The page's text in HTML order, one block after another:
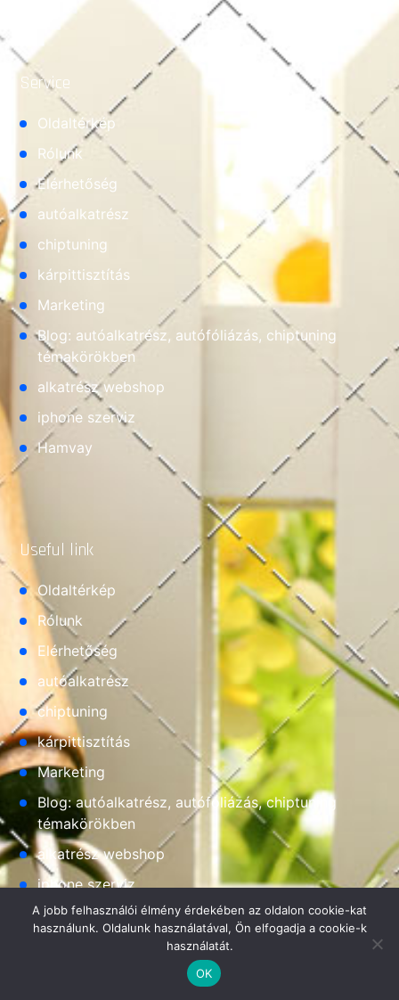
Service
Oldaltérkép
Rólunk
Elérhetőség
autóalkatrész
chiptuning
kárpittisztítás
Marketing
Blog: autóalkatrész, autófóliázás, chiptuning
témakörökben
alkatrész webshop
iphone szerviz
Hamvay
Useful link
Oldaltérkép
Rólunk
Elérhetőség
autóalkatrész
chiptuning
kárpittisztítás
Marketing
Blog: autóalkatrész, autófóliázás, chiptuning
témakörökben
alkatrész webshop
iphone szerviz
Hamvay
A jobb felhasználói élmény érdekében az oldalon cookie-kat
használunk. Oldalunk használatával, Ön elfogadja a cookie-k
használatát.
OK